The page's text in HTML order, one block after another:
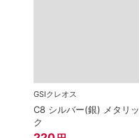
GSIクレオス
C8 シルバー(銀) メタリッ
ク